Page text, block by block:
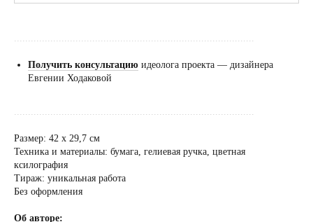
......................................................................................
Получить консультацию идеолога проекта — дизайнера
Евгении Ходаковой
......................................................................................
Размер: 42 х 29,7 см
Техника и материалы: бумага, гелиевая ручка, цветная
ксилография
Тираж: уникальная работа
Без оформления
Об авторе: